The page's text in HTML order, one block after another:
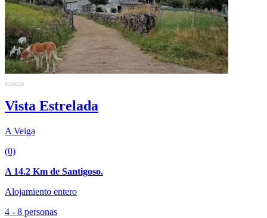
Vista Estrelada
A Veiga
(0)
A 14.2 Km de Santigoso.
Alojamiento entero
4 - 8 personas